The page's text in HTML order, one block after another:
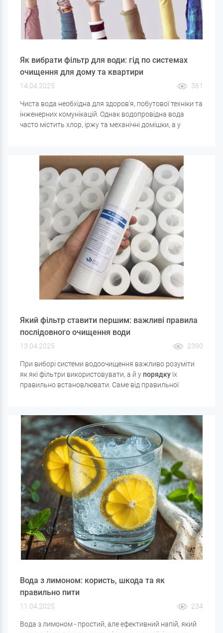
Як вибрати фільтр для води: гід по системах
очищення для дому та квартири
14.04.2025 361
Чиста вода необхідна для здоров'я, побутової техніки та
інженерних комунікацій. Однак водопровідна вода
часто містить хлор, іржу та механічні домішки, а у
вирішення цих проблем варто купити фільтр для води,
який підходить для конкретного типу забруднень.
Який фільтр ставити першим: важливі правила
послідовного очищення води
13.04.2025 2390
При виборі системи водоочищення важливо розуміти
як які фільтри використовувати, а й у порядкуїх
правильно встановлювати. Саме від правильної
обладнання від пошкоджень.
Вода з лимоном: користь, шкода та як
правильно пити
11.04.2025 234
Вода з лимоном - простий, але ефективний напій, який